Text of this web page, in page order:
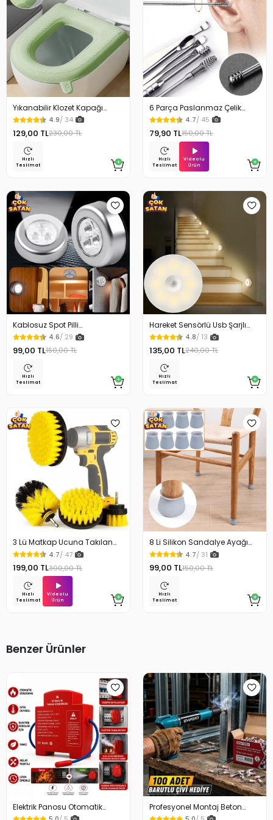
Yıkanabilir Klozet Kapağı
Süngeri Su Geçirmez
4.9/ 34
129,00 TL230,00 TL
Hızlı
Teslimat
6 Parça Paslanmaz Çelik
Kulak Temizleme Seti
4.7/ 45
79,90 TL150,00 TL
Hızlı
Teslimat
Videolu
Ürün
Kablosuz Spot Pilli
Dokunmatik Led Lamba
4.6/ 29
99,00 TL150,00 TL
Hızlı
Teslimat
Hareket Sensörlü Usb Şarjlı
Beyaz Led Işık Lamba
4.8/ 13
135,00 TL240,00 TL
Hızlı
Teslimat
3 Lü Matkap Ucuna Takılan
Temizlik Fırça Seti
4.7/ 47
199,00 TL300,00 TL
Hızlı
Teslimat
Videolu
Ürün
8 Li Silikon Sandalye Ayağı
Koruyucu Çizdirmez
4.7/ 31
99,00 TL150,00 TL
Hızlı
Teslimat
Benzer Ürünler
Elektrik Panosu Otomatik
Yangın Söndürücü Isıya
Profesyonel Montaj Beton
Duvar ve Çelik Yüzey Çivi